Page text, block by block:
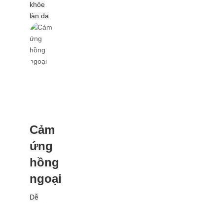
khỏe
làn da
Cảm
ứng
hồng
ngoại
Dễ